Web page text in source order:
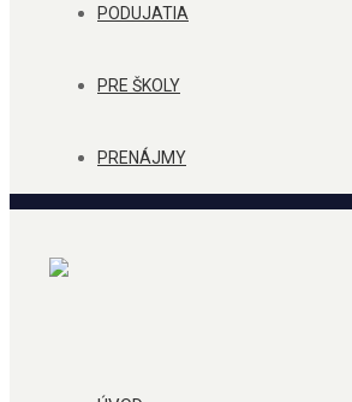
PODUJATIA
PRE ŠKOLY
PRENÁJMY